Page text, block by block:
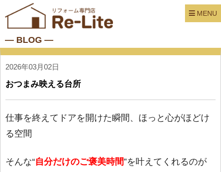
MENU
― BLOG ―
2026年03月02日
おつまみ映える台所
仕事を終えてドアを開けた瞬間、ほっと心がほどけ
る空間
そんな“自分だけのご褒美時間”を叶えてくれるのが